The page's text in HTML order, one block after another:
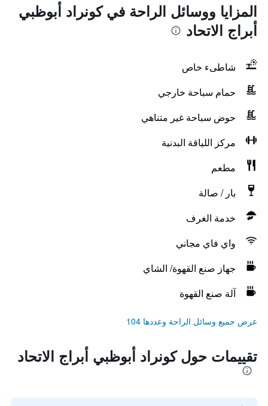
المزايا ووسائل الراحة في كونراد أبوظبي
أبراج الاتحاد
شاطىء خاص
حمام سباحة خارجي
حوض سباحة غير متناهي
مركز اللياقة البدنية
مطعم
بار / صالة
خدمة الغرف
واي فاي مجاني
جهاز صنع القهوة/ الشاي
آلة صنع القهوة
عرض جميع وسائل الراحة وعددها 104
تقييمات حول كونراد أبوظبي أبراج الاتحاد